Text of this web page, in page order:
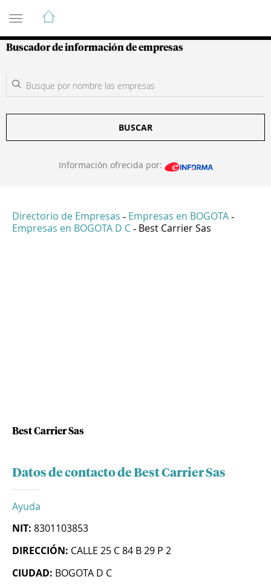
Guía de Empresas Colombianas
Buscador de información de empresas
BUSCAR
Información ofrecida por:
Directorio de Empresas - Empresas en BOGOTA -
Empresas en BOGOTA D C - Best Carrier Sas
Best Carrier Sas
Datos de contacto de Best Carrier Sas
Ayuda
NIT: 8301103853
DIRECCIÓN: CALLE 25 C 84 B 29 P 2
CIUDAD: BOGOTA D C